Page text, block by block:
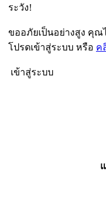
ระวัง!
ขออภัยเป็นอย่างสูง คุ
โปรดเข้าสู่ระบบ หรือ ค
เข้าสู่ระบบ